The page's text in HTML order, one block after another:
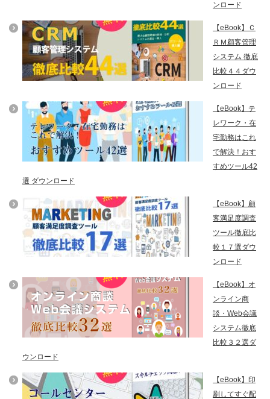
ンロード
【eBook】Ｃ
ＲＭ顧客管理
システム 徹底
比較４４ダウ
ンロード
【eBook】テ
レワーク・在
宅勤務はこれ
で解決！おす
すめツール42
選 ダウンロード
【eBook】顧
客満足度調査
ツール徹底比
較１７選ダウ
ンロード
【eBook】オ
ンライン商
談・Web会議
システム徹底
比較３２選ダ
ウンロード
【eBook】印
刷してすぐ配